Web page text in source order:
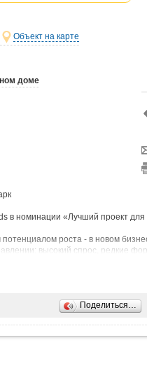
Объект на карте
доме
в номинации «Лучший проект для
роста - в новом
высокий спрос, редкие
интерьера под себя.
Поделиться…